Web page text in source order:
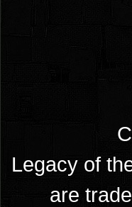
Legacy of
are